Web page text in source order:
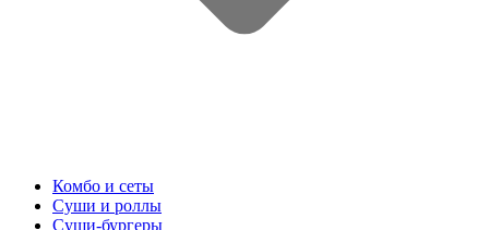
Комбо и сеты
Суши и роллы
Суши-бургеры